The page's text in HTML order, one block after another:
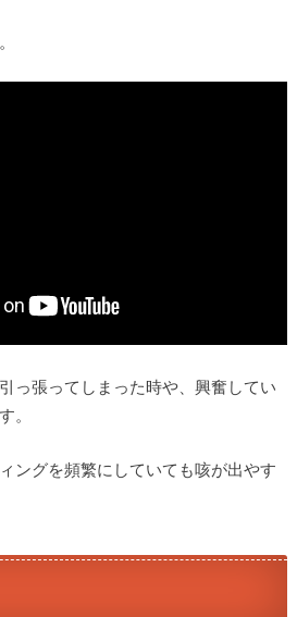
っ張ってしまった時や、興奮してい
。
ングを頻繁にしていても咳が出やす